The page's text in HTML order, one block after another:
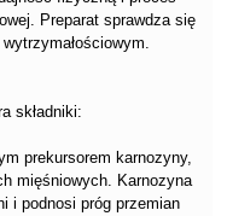
Preparat sprawdza się
składniki:
prekursorem karnozyny,
mięśniowych. Karnozyna
i podnosi próg przemian